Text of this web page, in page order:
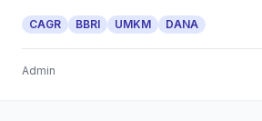
CAGR BBRI UMKM DANA
Admin